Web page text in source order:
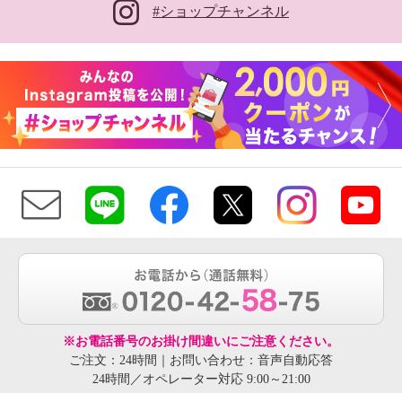
#ショップチャンネル
※お電話番号のお掛け間違いにご注意ください。
ご注文：24時間｜お問い合わせ：音声自動応答
24時間／オペレーター対応 9:00～21:00